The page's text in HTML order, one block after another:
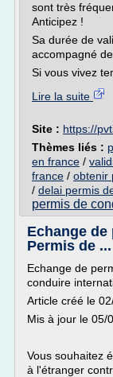
sont très
Anticipez !
Sa durée de
accompagné
Si vous vivez
Lire la suite
Site : https://
Thèmes liés :
en france /
france / obtenir
/ delai permis
permis de
Echange
Permis de ...
Echange de
conduire
Article créé le
Mis à jour le 05/
Vous souhaitez
à l'étranger